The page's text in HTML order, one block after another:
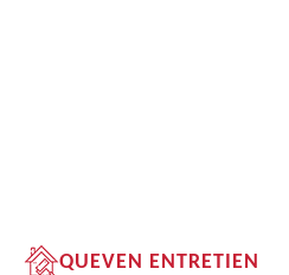
QUEVEN ENTRETIEN